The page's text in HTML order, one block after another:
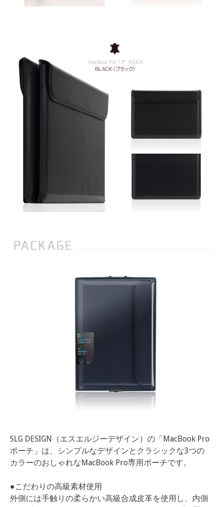
SLG DESIGN（エスエルジーデザイン）の「MacBook Pro
ポーチ」は、シンプルなデザインとクラシックな3つの
カラーのおしゃれなMacBook Pro専用ポーチです。
●こだわりの高級素材使用
外側には手触りの柔らかい高級合成皮革を使用し、内側